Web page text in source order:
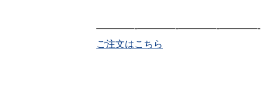
————-————-————-————-
ご注文はこちら